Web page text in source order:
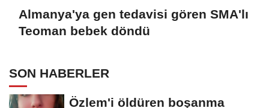
Almanya'ya gen tedavisi gören SMA'lı
Teoman bebek döndü
SON HABERLER
Özlem'i öldüren boşanma